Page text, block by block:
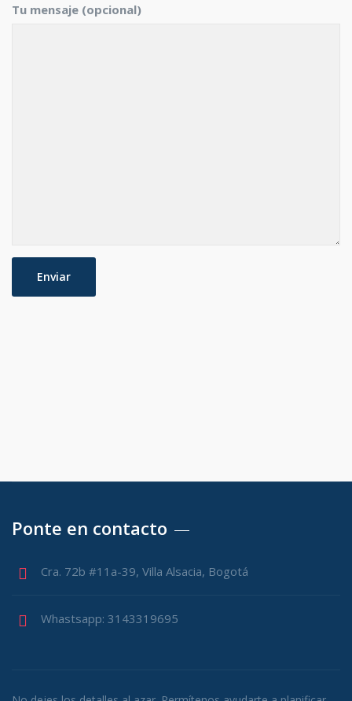
Tu mensaje (opcional)
Ponte en contacto
Cra. 72b #11a-39, Villa Alsacia, Bogotá
Whastsapp: 3143319695